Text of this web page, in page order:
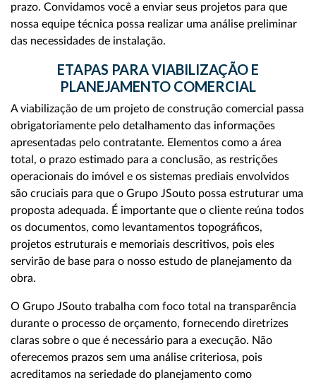
prazo. Convidamos você a enviar seus projetos para que
nossa equipe técnica possa realizar uma análise preliminar
das necessidades de instalação.
ETAPAS PARA VIABILIZAÇÃO E
PLANEJAMENTO COMERCIAL
A viabilização de um projeto de construção comercial passa
obrigatoriamente pelo detalhamento das informações
apresentadas pelo contratante. Elementos como a área
total, o prazo estimado para a conclusão, as restrições
operacionais do imóvel e os sistemas prediais envolvidos
são cruciais para que o Grupo JSouto possa estruturar uma
proposta adequada. É importante que o cliente reúna todos
os documentos, como levantamentos topográficos,
projetos estruturais e memoriais descritivos, pois eles
servirão de base para o nosso estudo de planejamento da
obra.
O Grupo JSouto trabalha com foco total na transparência
durante o processo de orçamento, fornecendo diretrizes
claras sobre o que é necessário para a execução. Não
oferecemos prazos sem uma análise criteriosa, pois
acreditamos na seriedade do planejamento como